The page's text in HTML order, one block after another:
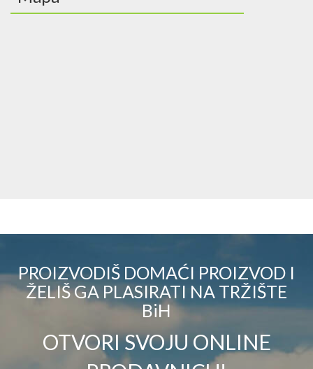
PROIZVODIŠ DOMAĆI PROIZVOD I
ŽELIŠ GA PLASIRATI NA TRŽIŠTE
BiH
OTVORI SVOJU ONLINE